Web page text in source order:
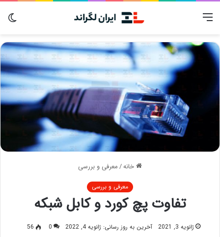
منو
خانه/معرفی و بررسی
معرفی و بررسی
تفاوت پچ کورد و کابل شبکه
ژانویه 3, 2021 آخرین به روز رسانی: ژانویه 4, 2022 0
56